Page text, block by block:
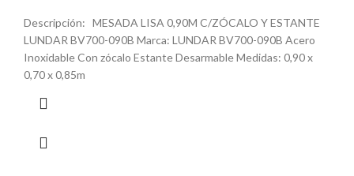
Descripción: MESADA LISA 0,90M C/ZÓCALO Y ESTANTE
LUNDAR BV700-090B Marca: LUNDAR BV700-090B Acero
Inoxidable Con zócalo Estante Desarmable Medidas: 0,90 x
0,70 x 0,85m